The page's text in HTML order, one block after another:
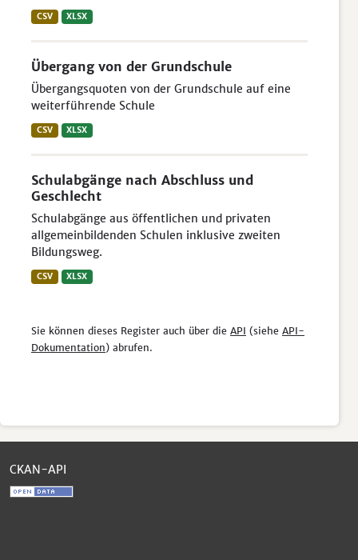
CSV XLSX
Übergang von der Grundschule
Übergangsquoten von der Grundschule auf eine
weiterführende Schule
CSV XLSX
Schulabgänge nach Abschluss und
Geschlecht
Schulabgänge aus öffentlichen und privaten
allgemeinbildenden Schulen inklusive zweiten
Bildungsweg.
CSV XLSX
Sie können dieses Register auch über die API (siehe API-
Dokumentation) abrufen.
CKAN-API